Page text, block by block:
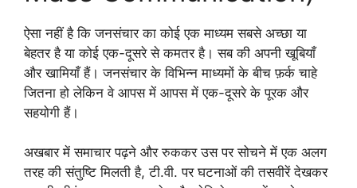
ऐसा नहीं है कि जनसंचार का कोई एक माध्यम सबसे अच्छा या
बेहतर है या कोई एक-दूसरे से कमतर है। सब की अपनी खूबियाँ
और खामियाँ हैं। जनसंचार के विभिन्न माध्यमों के बीच फ़र्क चाहे
जितना हो लेकिन वे आपस में आपस में एक-दूसरे के पूरक और
सहयोगी हैं।
अखबार में समाचार पढ़ने और रुककर उस पर सोचने में एक अलग
तरह की संतुष्टि मिलती है, टी.वी. पर घटनाओं की तसवीरें देखकर